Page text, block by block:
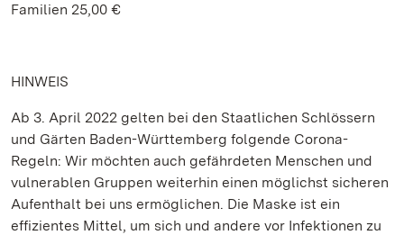
Familien 25,00 €
HINWEIS
Ab 3. April 2022 gelten bei den Staatlichen Schlössern
und Gärten Baden-Württemberg folgende Corona-
Regeln: Wir möchten auch gefährdeten Menschen und
vulnerablen Gruppen weiterhin einen möglichst sicheren
Aufenthalt bei uns ermöglichen. Die Maske ist ein
effizientes Mittel, um sich und andere vor Infektionen zu